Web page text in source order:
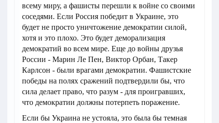
всему миру, а фашисты перешли к войне со своими
соседями. Если Россия победит в Украине, это
будет не просто уничтожение демократии силой,
хотя и это плохо. Это будет деморализация
демократий во всем мире. Еще до войны друзья
России - Марин Ле Пен, Виктор Орбан, Такер
Карлсон - были врагами демократии. Фашистские
победы на полях сражений подтвердили бы, что
сила делает право, что разум - для проигравших,
что демократии должны потерпеть поражение.
Если бы Украина не устояла, это была бы темная